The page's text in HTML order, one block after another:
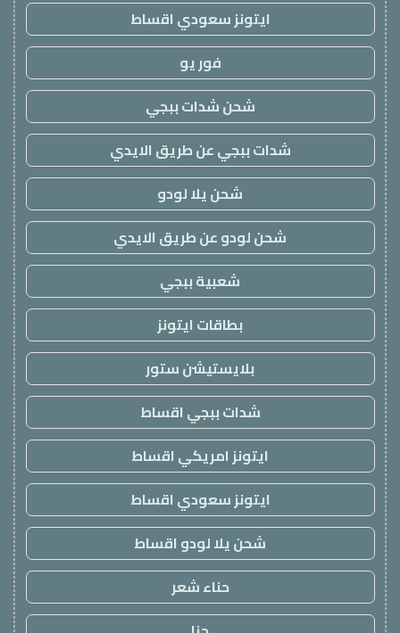
ايتونز سعودي اقساط
فور يو
شحن شدات ببجي
شدات ببجي عن طريق الايدي
شحن يلا لودو
شحن لودو عن طريق الايدي
شعبية ببجي
بطاقات ايتونز
بلايستيشن ستور
شدات ببجي اقساط
ايتونز امريكي اقساط
ايتونز سعودي اقساط
شحن يلا لودو اقساط
حناء شعر